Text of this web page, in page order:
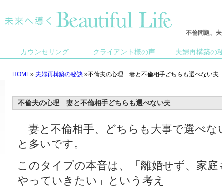
不倫問題、
カウンセリング クライアント様の声 夫婦再構築の
HOME» 夫婦再構築の秘訣 »不倫夫の心理 妻と不倫相手どちらも選べない夫
不倫夫の心理 妻と不倫相手どちらも選べない夫
「妻と不倫相手、どちらも大事で選べ
と多いです。
このタイプの本音は、「離婚せず、家
やっていきたい」という考え